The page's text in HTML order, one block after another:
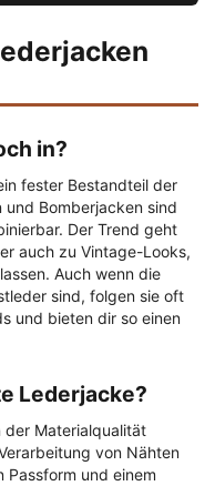
in?
fester Bestandteil der
Bomberjacken sind
Der Trend geht
auch zu Vintage-Looks,
Auch wenn die
sind, folgen sie oft
und bieten dir so einen
Lederjacke?
der Materialqualität
von Nähten
Passform und einem